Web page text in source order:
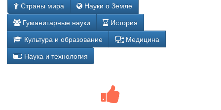
Страны мира
Науки о Земле
Гуманитарные науки
История
Культура и образование
Медицина
Наука и технология